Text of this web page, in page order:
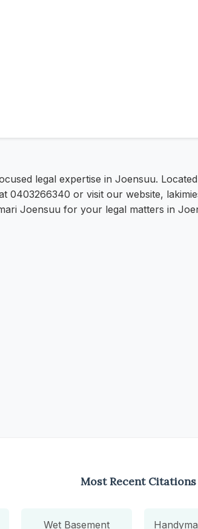
legal expertise in Joensuu.
0403266340 or visit our website,
Joensuu for your legal matters in
Most Recent Citations
Wet Basement